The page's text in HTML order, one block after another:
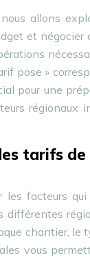
allons
et négocier
pose »
pour une
régionaux
tarifs
les facteurs
différentes
chantier, le
vous